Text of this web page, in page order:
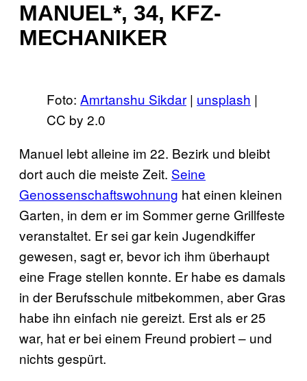
MANUEL*, 34, KFZ-
MECHANIKER
Foto: Amrtanshu Sikdar | unsplash |
CC by 2.0
Manuel lebt alleine im 22. Bezirk und bleibt
dort auch die meiste Zeit. Seine
Genossenschaftswohnung hat einen kleinen
Garten, in dem er im Sommer gerne Grillfeste
veranstaltet. Er sei gar kein Jugendkiffer
gewesen, sagt er, bevor ich ihm überhaupt
eine Frage stellen konnte. Er habe es damals
in der Berufsschule mitbekommen, aber Gras
habe ihn einfach nie gereizt. Erst als er 25
war, hat er bei einem Freund probiert – und
nichts gespürt.